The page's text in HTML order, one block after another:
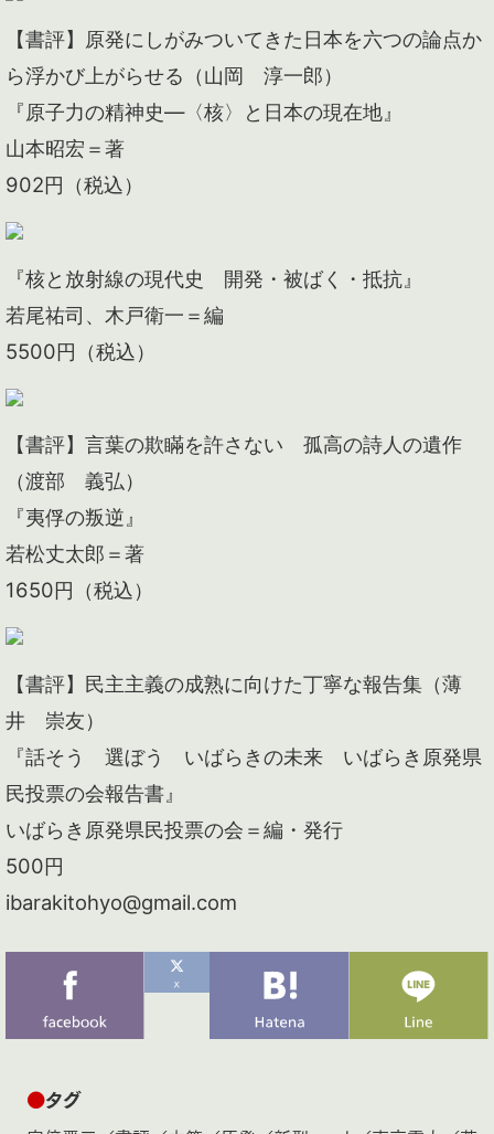
【書評】原発にしがみついてきた日本を六つの論点か
ら浮かび上がらせる（山岡 淳一郎）
『原子力の精神史―〈核〉と日本の現在地』
山本昭宏＝著
902円（税込）
『核と放射線の現代史 開発・被ばく・抵抗』
若尾祐司、木戸衛一＝編
5500円（税込）
【書評】言葉の欺瞞を許さない 孤高の詩人の遺作
（渡部 義弘）
『夷俘の叛逆』
若松丈太郎＝著
1650円（税込）
【書評】民主主義の成熟に向けた丁寧な報告集（薄
井 崇友）
『話そう 選ぼう いばらきの未来 いばらき原発県
民投票の会報告書』
いばらき原発県民投票の会＝編・発行
500円
ibarakitohyo@gmail.com
●タグ